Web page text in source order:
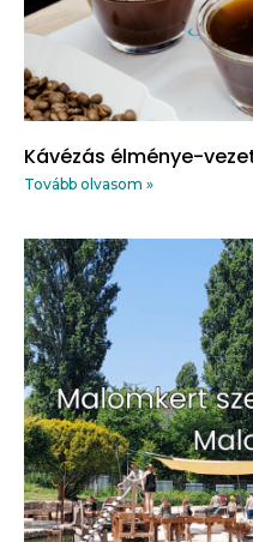
Kávézás élménye-
Tovább olvasom »